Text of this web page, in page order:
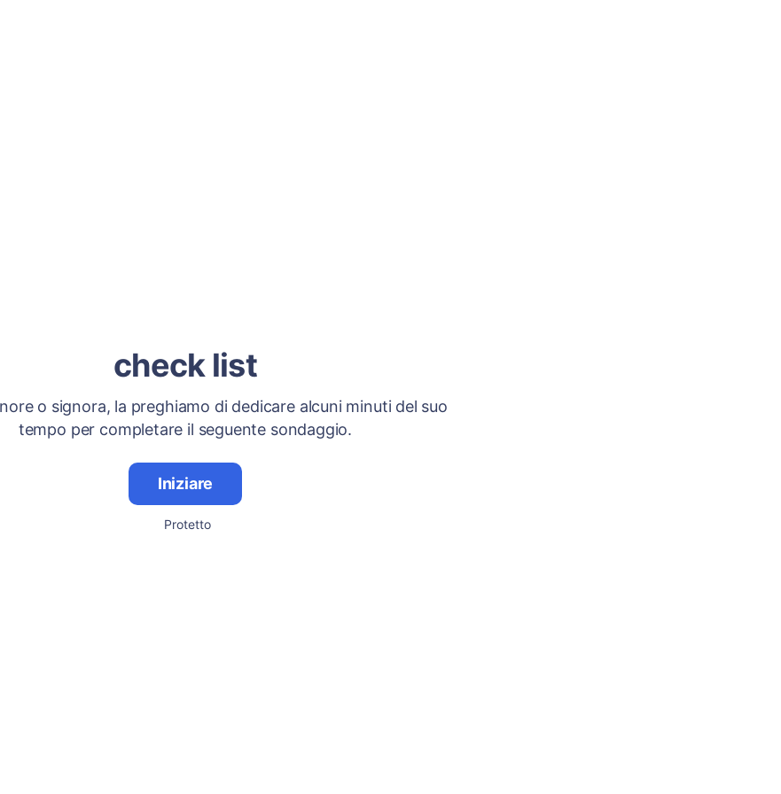
check list
o signora, la preghiamo di dedicare alcuni minuti del suo
tempo per completare il seguente sondaggio.
Iniziare
Protetto